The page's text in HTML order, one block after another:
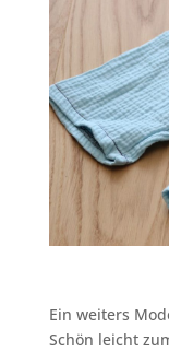
Ein weiters
Schön leicht